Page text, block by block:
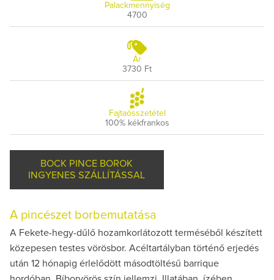
Palackmennyiség
4700
Ár
3730 Ft
Fajtaösszetétel
100% kékfrankos
BOCK PINCE BOROK
INGYENES SZÁLLÍTÁSSAL
A pincészet borbemutatása
A Fekete-hegy-dűlő hozamkorlátozott terméséből készített
közepesen testes vörösbor. Acéltartályban történő erjedés
után 12 hónapig érlelődött másodtöltésű barrique